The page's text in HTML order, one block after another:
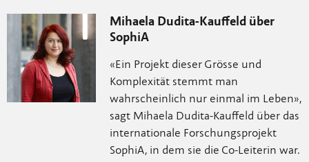
Mihaela Dudita-Kauffeld über
SophiA
«Ein Projekt dieser Grösse und
Komplexität stemmt man
wahrscheinlich nur einmal im Leben»,
sagt Mihaela Dudita-Kauffeld über das
internationale Forschungsprojekt
SophiA, in dem sie die Co-Leiterin war.